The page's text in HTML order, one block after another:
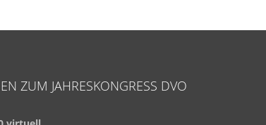
ZUM JAHRESKONGRESS DVO